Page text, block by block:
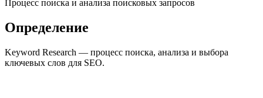
Процесс поиска и анализа поисковых запросов
Определение
Keyword Research — процесс поиска, анализа и выбора
ключевых слов для SEO.